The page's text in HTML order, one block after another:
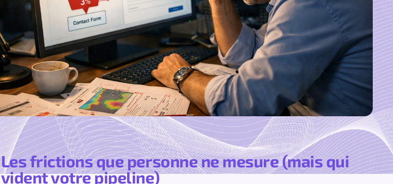
Les frictions que personne ne mesure (mais qui
vident votre pipeline)